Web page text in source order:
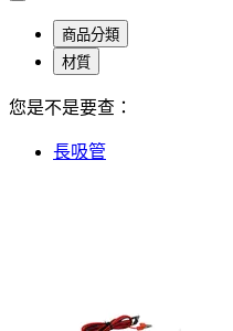
商品分類
材質
您是不是要查：
長吸管